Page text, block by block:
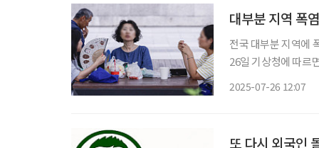
전국 대부분 지역에
26일 기상청에 따르
2025-07-26 12:07
또 다시 외국인